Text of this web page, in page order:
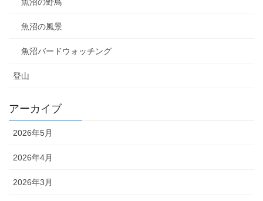
魚沼の風景
魚沼バードウォッチング
登山
アーカイブ
2026年5月
2026年4月
2026年3月